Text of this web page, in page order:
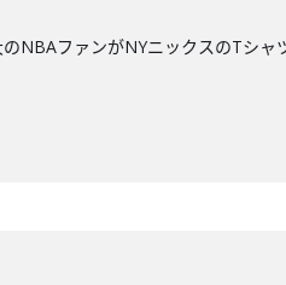
NBAファンがNYニックスのTシャ